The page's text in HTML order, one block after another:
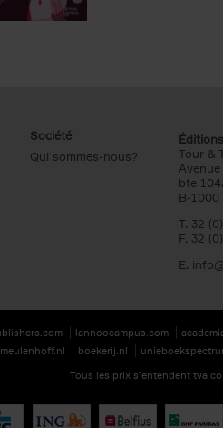
Société
Qui sommes-nous?
Tour &
bte
B-1000
T. 32
F. 32
E.
lannoocampus.com
meulenhoff.nl
boekerij.nl
Tous les prix s’entendent tva